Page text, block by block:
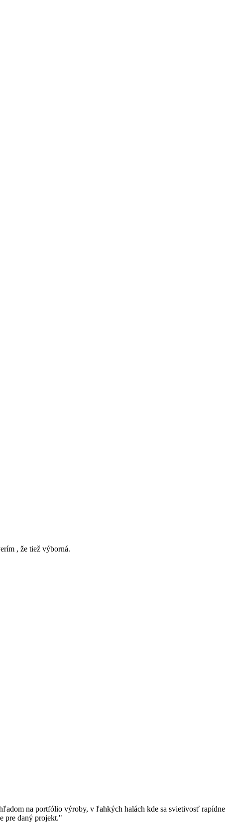
, že tiež výborná.
na portfólio výroby, v ľahkých halách kde sa svietivosť rapídne
pre daný projekt."